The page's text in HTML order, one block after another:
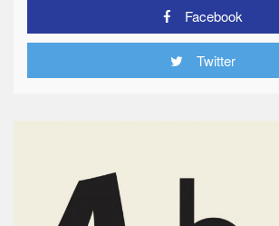
Facebook
Twitter